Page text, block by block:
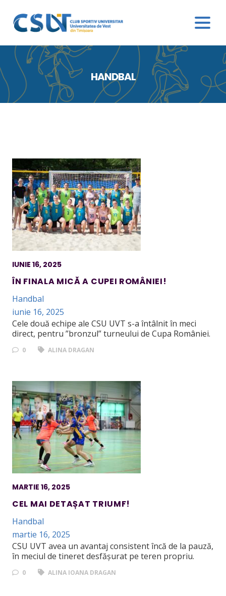
HANDBAL
IUNIE 16, 2025
ÎN FINALA MICĂ A CUPEI ROMÂNIEI!
Handbal
iunie 16, 2025
Cele două echipe ale CSU UVT s-a întâlnit în meci
direct, pentru ”bronzul” turneului de Cupa României.
0 ALINA DRAGAN
MARTIE 16, 2025
CEL MAI DETAȘAT TRIUMF!
Handbal
martie 16, 2025
CSU UVT avea un avantaj consistent încă de la pauză,
în meciul de tineret desfășurat pe teren propriu.
0 ALINA IOANA DRAGAN